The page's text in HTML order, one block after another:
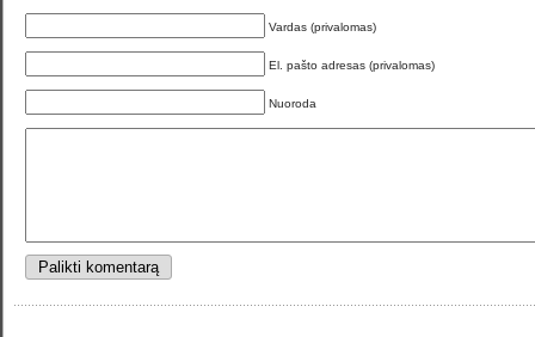
Vardas (privalomas)
El. pašto adresas (privalomas)
Nuoroda